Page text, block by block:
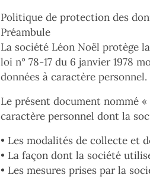
Politique de protection des
Préambule
La société Léon Noël protège
loi n° 78-17 du 6 janvier 1978
données à caractère personnel.
Le présent document nommé
caractère personnel dont la
• Les modalités de collecte et
• La façon dont la société
• Les mesures prises par la